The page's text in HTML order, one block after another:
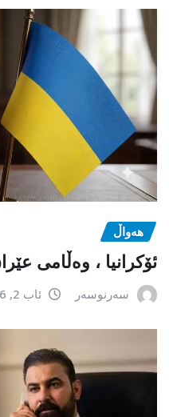
هەواڵ
ئۆکرانیا ، وەڵامی
سەرنوسەر ئاب 2, 2026